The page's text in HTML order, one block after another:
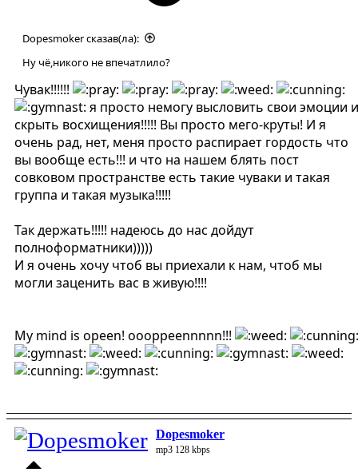
Dopesmoker сказав(ла):
Ну чё,никого не впечатлило?
Чувак!!!!!!
я просто немогу высловить свои эмоции и
скрыть восхищения!!!!! Вы просто мего-круты! И я
очень рад, нет, меня просто распирает гордость что
вы вообще есть!!! и что на нашем блять пост
совковом пространстве есть такие чуваки и такая
группа и такая музыка!!!!!
Так держать!!!!! надеюсь до нас дойдут
полноформатники)))))
И я очень хочу чтоб вы приехали к нам, чтоб мы
могли заценить вас в живую!!!!
My mind is opeen! oooppeennnnn!!!
Dopesmoker
mp3 128 kbps